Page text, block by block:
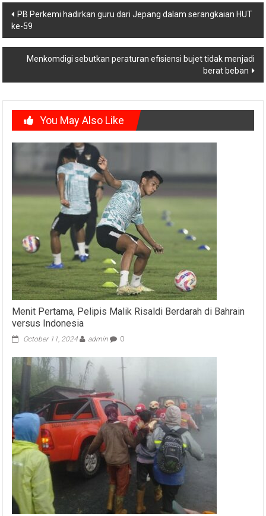
Post
navigation
PB Perkemi hadirkan guru dari Jepang dalam serangkaian HUT
ke-59
Menkomdigi sebutkan peraturan efisiensi bujet tidak menjadi
berat beban
You May Also Like
Menit Pertama, Pelipis Malik Risaldi Berdarah di Bahrain
versus Indonesia
October 11, 2024 admin 0